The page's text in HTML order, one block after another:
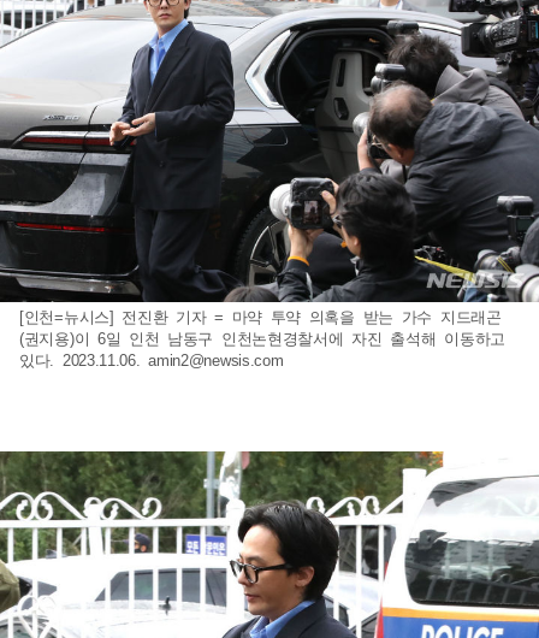
[인천=뉴시스] 전진환 기자 = 마약 투약 의혹을 받는 가수 지드래곤
(권지용)이 6일 인천 남동구 인천논현경찰서에 자진 출석해 이동하고
있다. 2023.11.06.amin2@newsis.com